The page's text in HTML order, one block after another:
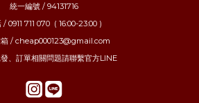
統一編號 / 94131716
/ 0911 711 070 ( 16:00-23:00 )
箱 / cheap000123@gmail.com
、訂單相關問題請聯繫官方LINE